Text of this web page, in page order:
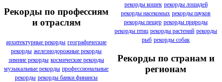
Рекорды по профессиям
и отраслям
архитектурные рекорды географические
рекорды железнодорожные рекорды
зимние рекорды космические рекорды
музыкальные рекорды профессиональные
рекорды рекорды банки финансы
рекорды кошек рекорды лошадей
рекорды насекомых рекорды пауков
рекорды пещер рекорды природы
рекорды птиц рекорды растений рекорды
рыб рекорды собак
Рекорды по странам и
регионам